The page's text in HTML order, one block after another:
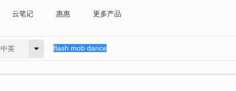
云笔记 惠惠 更多产品
中英